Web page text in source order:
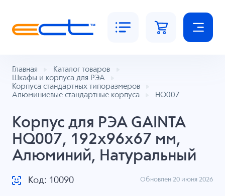
Главная
Каталог товаров
Шкафы и корпуса для РЭА
Корпуса стандартных типоразмеров
Алюминиевые стандартные корпуса
HQ007
Корпус для РЭА GAINTA
HQ007, 192x96x67 мм,
Алюминий, Натуральный
Код: 10090 Обновлен 20 июня 2026